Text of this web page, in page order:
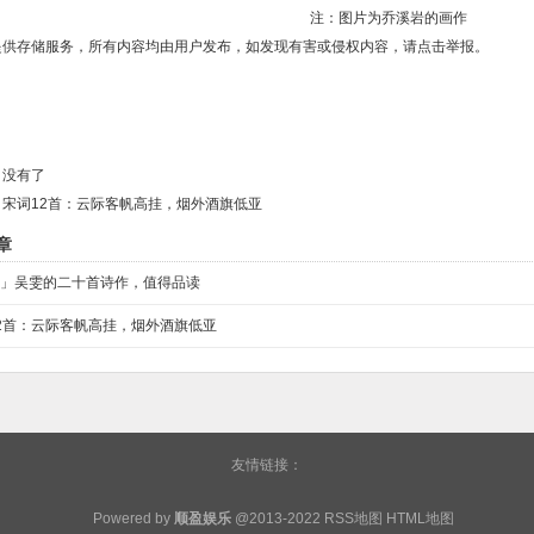
注：图片为乔溪岩的画作
存储服务，所有内容均由用户发布，如发现有害或侵权内容，请点击举报。
有了
宋词12首：云际客帆高挂，烟外酒旗低亚
吴雯的二十首诗作，值得品读
：云际客帆高挂，烟外酒旗低亚
友情链接：
Powered by 顺盈娱乐@2013-2022 RSS地图 HTML地图